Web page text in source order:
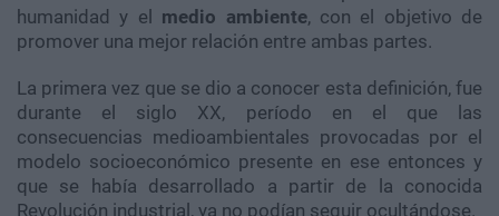
humanidad y el medio ambiente, con el objetivo de
promover una mejor relación entre ambas partes.
La primera vez que se dio a conocer esta definición, fue
durante el siglo XX, período en el que las
consecuencias medioambientales provocadas por el
modelo socioeconómico presente en ese entonces y
que se había desarrollado a partir de la conocida
Revolución industrial, ya no podían seguir ocultándose.